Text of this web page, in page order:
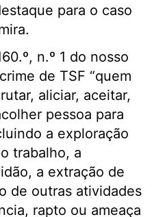
para o caso
n.º 1 do nosso
de TSF “quem
aliciar, aceitar,
pessoa para
a exploração
trabalho, a
a extração de
de outras atividades
rapto ou ameaça